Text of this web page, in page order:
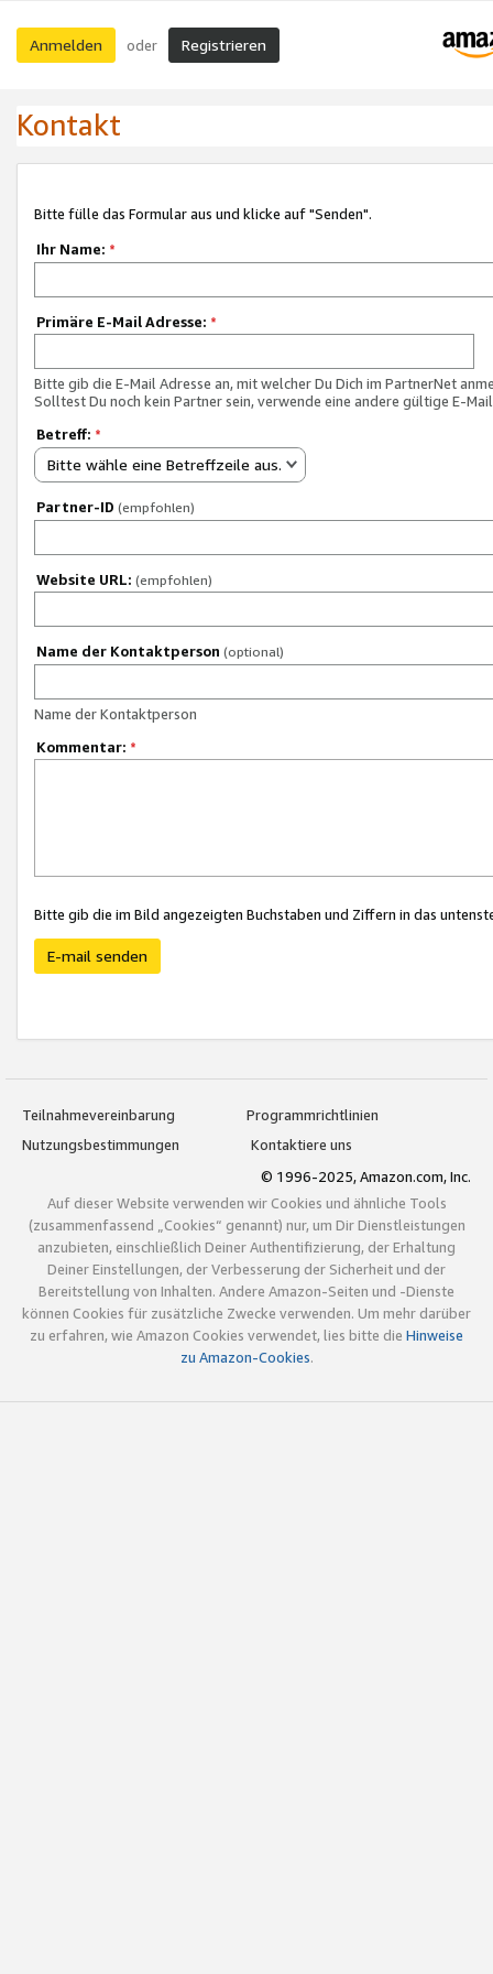
Anmelden oder Registrieren
Kontakt
Bitte fülle das Formular aus und klicke auf "Senden".
Ihr Name: *
Primäre E-Mail Adresse: *
Bitte gib die E-Mail Adresse an, mit welcher Du Dich im PartnerNet
Solltest Du noch kein Partner sein, verwende eine andere gültige E-
Betreff: *
Bitte wähle eine Betreffzeile aus.
Partner-ID (empfohlen)
Website URL: (empfohlen)
Name der Kontaktperson (optional)
Name der Kontaktperson
Kommentar: *
Bitte gib die im Bild angezeigten Buchstaben und Ziffern in das
E-mail senden
Teilnahmevereinbarung
Programmrichtlinien
Nutzungsbestimmungen
Kontaktiere uns
© 1996-2025, Amazon.com, Inc.
Auf dieser Website verwenden wir Cookies und ähnliche Tools
(zusammenfassend „Cookies“ genannt) nur, um Dir Dienstleistungen
anzubieten, einschließlich Deiner Authentifizierung, der Erhaltung
Deiner Einstellungen, der Verbesserung der Sicherheit und der
Bereitstellung von Inhalten. Andere Amazon-Seiten und -Dienste
können Cookies für zusätzliche Zwecke verwenden. Um mehr darüber
zu erfahren, wie Amazon Cookies verwendet, lies bitte die Hinweise
zu Amazon-Cookies.